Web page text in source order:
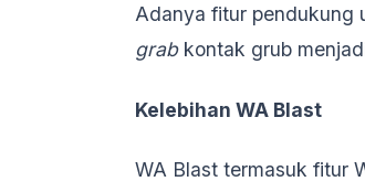
Adanya fitur pendukung
grabkontak grub
Kelebihan WA Blast
WA Blast termasuk fitur